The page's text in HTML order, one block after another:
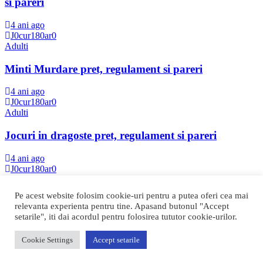
4 ani ago
J0cur180ar0
Adulti
Minti Murdare pret, regulament si pareri
4 ani ago
J0cur180ar0
Adulti
Jocuri in dragoste pret, regulament si pareri
4 ani ago
J0cur180ar0
Batalia Cuplurilor pret, regulament si pareri
J0cur180ar0
Copyright © Toate drepturile rezervate | Theme by
Pe acest website folosim cookie-uri pentru a putea oferi cea mai
relevanta experienta pentru tine. Apasand butonul "Accept
setarile", iti dai acordul pentru folosirea tututor cookie-urilor.
Cookie Settings Accept setarile